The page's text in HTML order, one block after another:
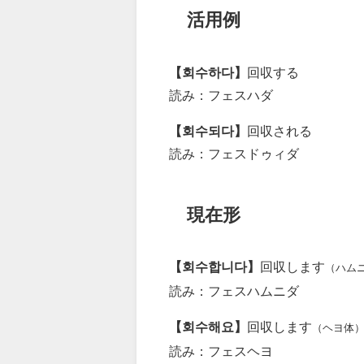
活用例
【회수하다】
回収する
読み：フェスハダ
【회수되다】
回収される
読み：フェスドゥィダ
現在形
【회수합니다】 回収します （ハム
読み：フェスハムニダ
【회수해요】 回収します （ヘヨ体）
読み：フェスヘヨ